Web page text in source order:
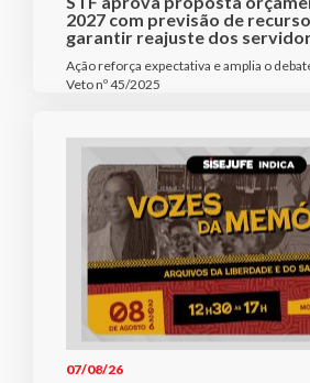
2027 com previsão de
garantir reajuste dos
Ação reforça expectativa e amplia o
Veto nº 45/2025
07/08/26